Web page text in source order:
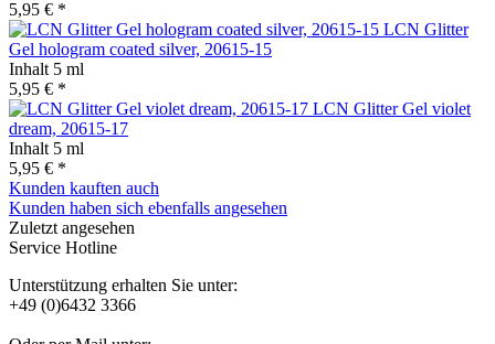
5,95 € *
LCN Glitter
Gel hologram coated silver, 20615-15
Inhalt 5 ml
5,95 € *
LCN Glitter Gel violet
dream, 20615-17
Inhalt 5 ml
5,95 € *
Kunden kauften auch
Kunden haben sich ebenfalls angesehen
Zuletzt angesehen
Service Hotline
Unterstützung erhalten Sie unter:
+49 (0)6432 3366